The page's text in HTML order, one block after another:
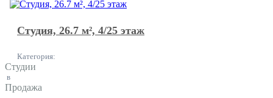
Студия, 26.7 м², 4/25 этаж
Категория:
Студии
в
Продажа